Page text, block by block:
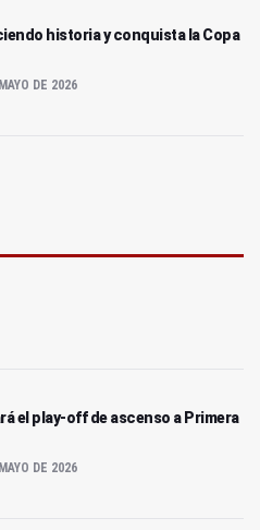
historia y conquista la Copa
DE 2026
el play-off de ascenso a Primera
DE 2026